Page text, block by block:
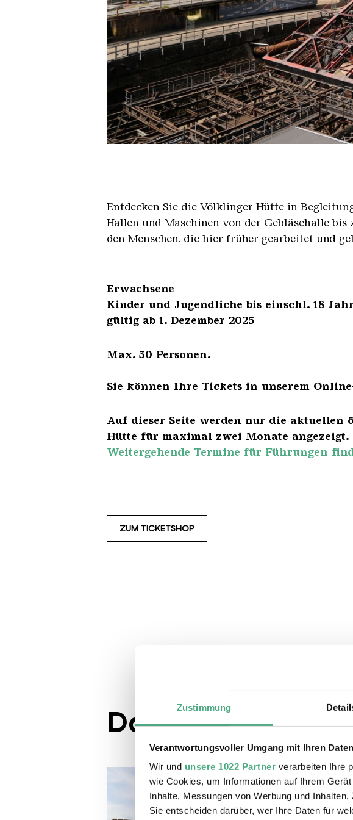
Zustimmung
Verantwortungsvoller Umgang mit Ihren Daten
Wir und unsere 1022 Partner verarbeiten Ihre
wie Cookies, um Informationen auf Ihrem
Inhalte, Messungen von Werbung und
Sie entscheiden darüber, wer Ihre Daten für
Der Erzschrägaufzug der Völklinger Hütte mit
Copyright: Weltkulturerbe Völklinger Hütte |
Entdecken Sie die Völklinger Hütte in
Hallen und Maschinen von der Gebläsehalle
den Menschen, die hier früher gearbeitet und
Kinder und Jugendliche bis
gültig ab 1. Dezember 2025
Max. 30 Personen.
Sie können Ihre Tickets in unserem
Auf dieser Seite werden nur die
Hütte für maximal zwei Monate angezeigt.
Weitergehende Termine für Führungen
ZUM TICKETSHOP
Das könnte Sie